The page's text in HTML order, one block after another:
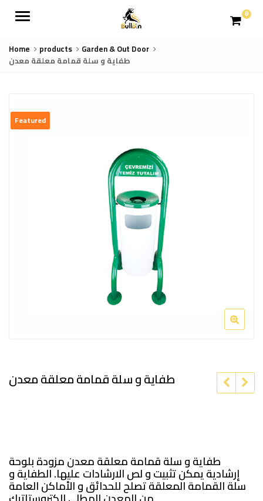
Menu 0
Home products
Garden & Out Door
طفاية و سلة قمامة معلقة معدن
Featured
طفاية و سلة قمامة معلقة معدن
طفاية و سلة قمامة معلقة معدن مزودة بلوحة
إرشادية يمكن تثبيت و لص الارشادات عليها. الطفاية و
سلة القمامة المعلقة تصلح للحدائق و الأماكن العامة